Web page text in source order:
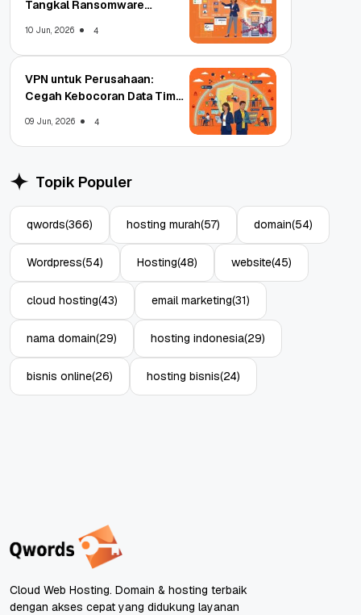
Tangkal Ransomware
10 Jun, 2026 4
VPN untuk Perusahaan:
Cegah Kebocoran Data Tim
09 Jun, 2026 4
Topik Populer
qwords(366) hosting murah(57) domain(54)
Wordpress(54) Hosting(48) website(45)
cloud hosting(43) email marketing(31)
nama domain(29) hosting indonesia(29)
bisnis online(26) hosting bisnis(24)
Cloud Web Hosting. Domain & hosting terbaik
dengan akses cepat yang didukung layanan